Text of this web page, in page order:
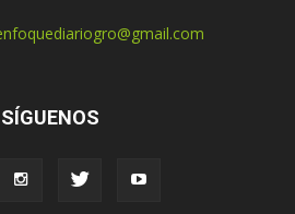
SÍGUENOS